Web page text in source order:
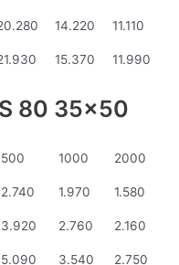
14.220 11.110
15.370 11.990
80 35x50
500 1000 2000
2.740 1.970 1.580
3.920 2.760 2.160
5.090 3.540 2.750